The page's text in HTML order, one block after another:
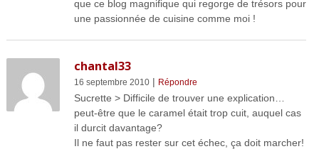
que ce blog magnifique qui regorge de trésors pour
une passionnée de cuisine comme moi !
chantal33
16 septembre 2010| Répondre
Sucrette > Difficile de trouver une explication…
peut-être que le caramel était trop cuit, auquel cas
il durcit davantage?
Il ne faut pas rester sur cet échec, ça doit marcher!